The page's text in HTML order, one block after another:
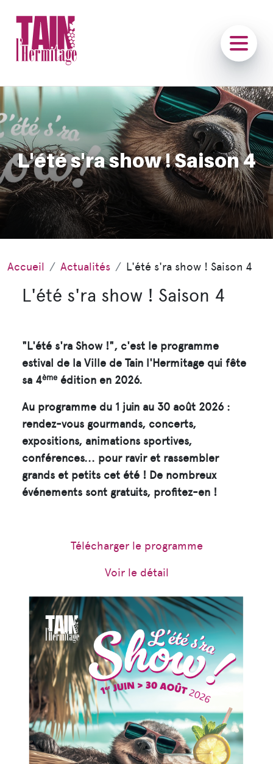
L'été s'ra show ! Saison 4
Accueil Actualités L'été s'ra show ! Saison 4
L'été s'ra show ! Saison 4
"L'été s'ra Show !", c'est le programme
estival de la Ville de Tain l'Hermitage qui fête
sa 4èmeédition en 2026.
Au programme du 1 juin au 30 août 2026 :
rendez-vous gourmands, concerts,
expositions, animations sportives,
conférences... pour ravir et rassembler
grands et petits cet été ! De nombreux
événements sont gratuits, profitez-en !
Télécharger le programme
Voir le détail